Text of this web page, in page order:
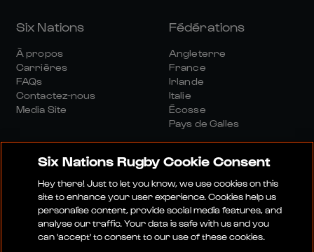
Six Nations
À propos
Carrières
FAQs
Contactez-nous
Media Site
Fédérations
Angleterre
France
Irlande
Italie
Écosse
Pays de Galles
Site Média Conditions Générales
Politique De ConfidentialitéPolitique De Cookies
Politique Sociale Et Numérique
Six Nations Rugby Cookie Consent
Hey there! Just to let you know, we use cookies on this
site to enhance your user experience. Cookies help us
personalise content, provide social media features, and
analyse our traffic. Your data is safe with us and you
can 'accept' to consent to our use of these cookies.